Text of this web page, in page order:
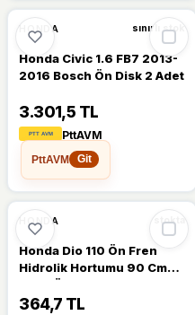
HONDA sınırlı stok
Honda Civic 1.6 FB7 2013-
2016 Bosch Ön Disk 2 Adet
3.301,5 TL
PttAVM
PttAVM
Git
%15
HONDA stokta
Honda Dio 110 Ön Fren
Hidrolik Hortumu 90 Cm
Çelik Örgü
364,7 TL